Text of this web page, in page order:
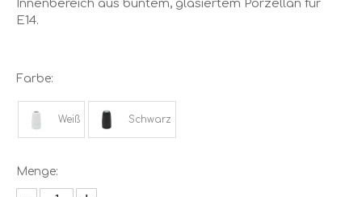
Innenbereich aus buntem, glasiertem Porzellan für
E14.
Farbe:
Weiß Schwarz
Menge: